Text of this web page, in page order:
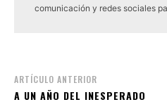
comunicación y redes sociales
ARTÍCULO ANTERIOR
A UN AÑO DEL INESPERADO